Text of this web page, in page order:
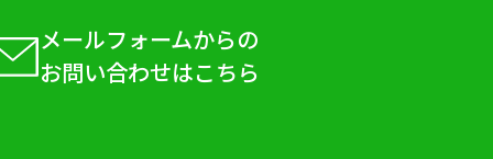
メールフォームからの
お問い合わせはこちら